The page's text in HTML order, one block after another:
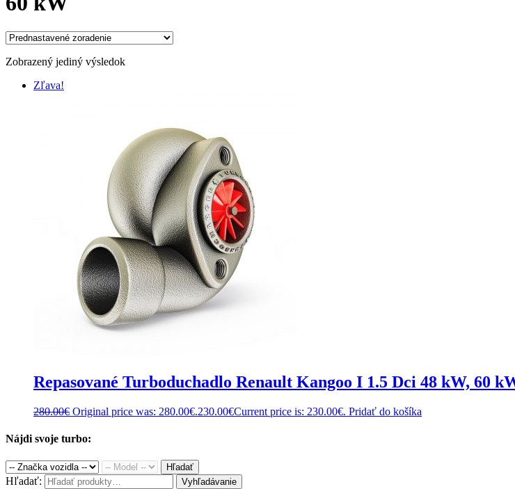
Zobrazený jediný výsledok
Zľava!
Repasované Turboduchadlo Renault Kangoo I 1.5 Dci 48 kW, 60
280.00€ Original price was: 280.00€.230.00€Current price is: 230.00€. Pridať do košíka
Nájdi svoje turbo:
Hľadať
Hľadať: Vyhľadávanie